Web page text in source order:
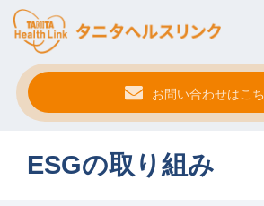
お問い合わせはこ
ESGの取り組み